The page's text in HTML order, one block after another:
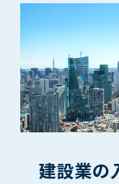
建設業の
(3) 第三者または
(4) 有害なコンピ
(5) 第三者に不利
(6) 管理者が承認
(7) 公序良俗に反
(8) 犯罪的行為に
(10) 建設資料館